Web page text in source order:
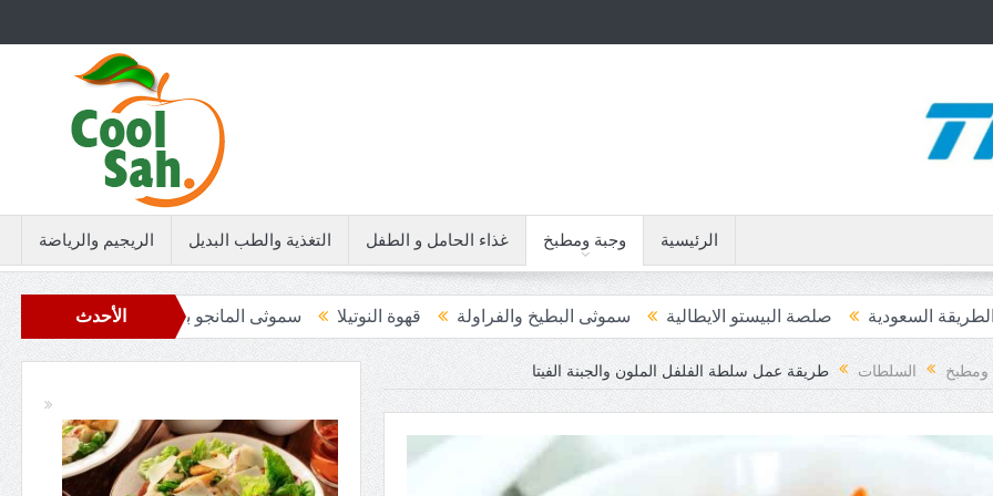
الريجيم والرياضة التغذية والطب البديل غذاء الحامل و الطفل وجبة ومطبخ الرئيسية
الأحدث
سموثى المانجو قهوة اللوتس سموثى المانجو بالسبانخ قهوة النوتيلا سموثى البطيخ والفراولة صلصة البيستو الايطالية
سمبوسة
ومطبخ السلطات طريقة عمل سلطة الفلفل الملون والجبنة الفيتا